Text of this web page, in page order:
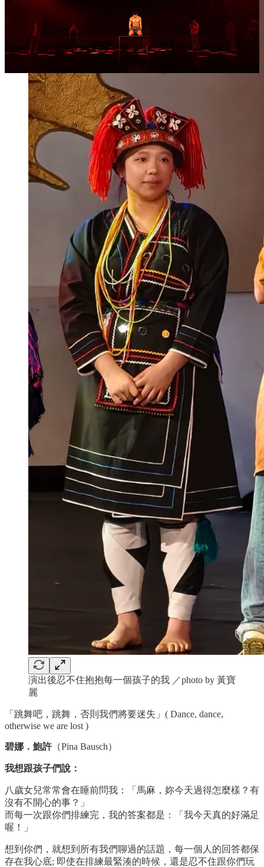
演出後忍不住抱抱每一個孩子的我 ／photo by 黃寶
麗
「跳舞吧，跳舞，否則我們將要迷失」( Dance, dance,
otherwise we are lost )
碧娜．鮑許（Pina Bausch）
我想跟孩子們說：
八歲女兒常常會在睡前問我：「馬麻，妳今天過得怎麼樣？有
沒有不開心的事？」
而每一次跟你們排練完，我的答案都是：「我今天真的好滿足
喔！」
想到你們，就想到所有我們聊過的話題，每一個人的回答都保
存在我心底; 即使在排練最緊湊的時候，還是忍不住跟你們玩